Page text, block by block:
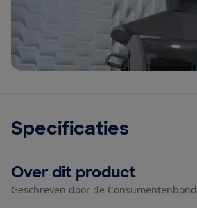
Specificaties
Over dit product
Geschreven door de Consumentenbond